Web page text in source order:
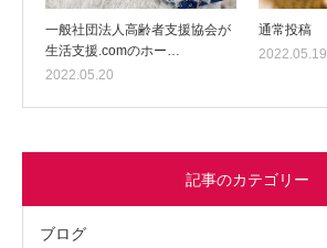
一般社団法人高齢者支援協会が
生活支援.comのホー…
2022.05.20
通常投稿
2022.05.19
記事のカテゴリー
ブログ